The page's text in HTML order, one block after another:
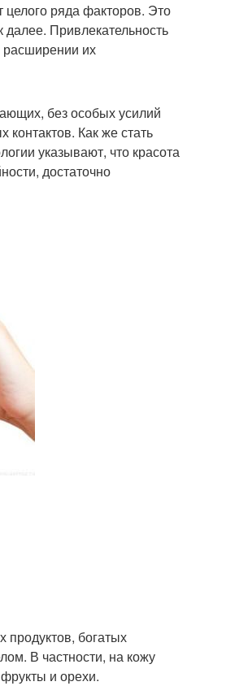
целого ряда факторов. Это
Привлекательность
расширении их
без особых усилий
Как же стать
указывают, что красота
достаточно
богатых
В частности, на кожу
и орехи.